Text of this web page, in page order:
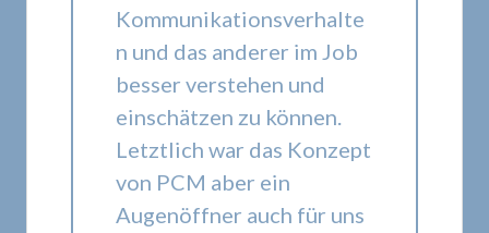
Kommunikationsverhalte
n und das anderer im Job
besser verstehen und
einschätzen zu können.
Letztlich war das Konzept
von PCM aber ein
Augenöffner auch für uns